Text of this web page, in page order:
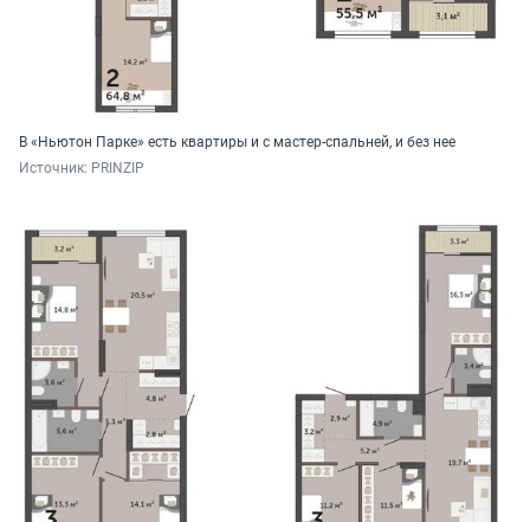
В «Ньютон Парке» есть квартиры и с мастер-спальней, и без нее
Источник: PRINZIP